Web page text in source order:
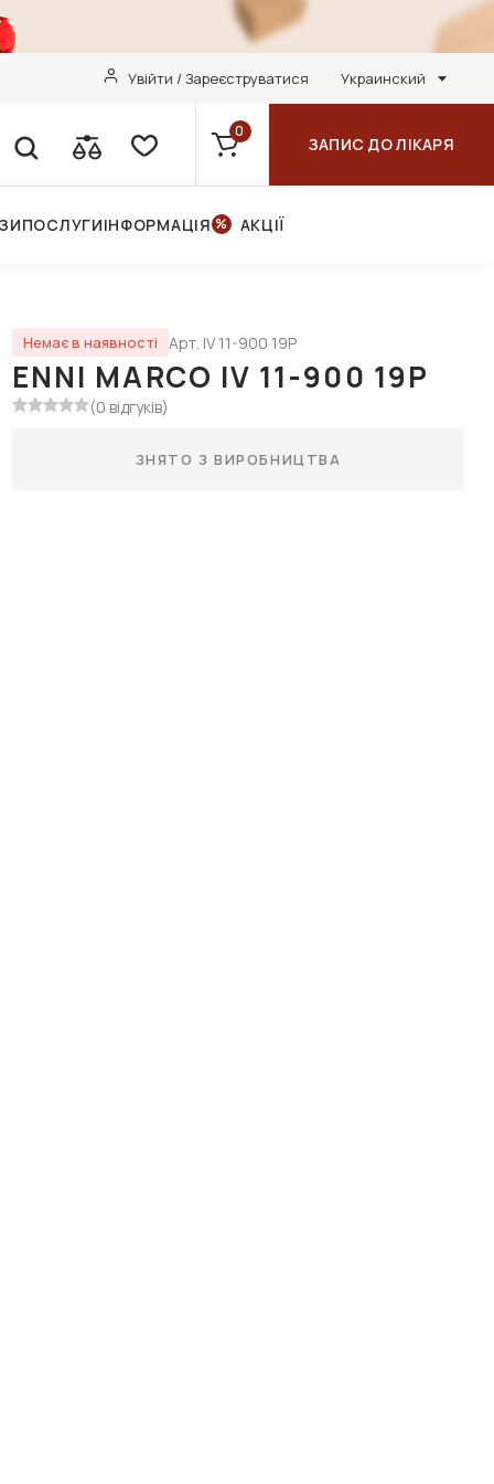
Увійти / Зареєструватися Украинский
0
ЗАПИС ДО ЛІКАРЯ
ПОСЛУГИІНФОРМАЦІЯ АКЦІЇ
Немає в наявності Арт. IV 11-900 19P
ENNI MARCO IV 11-900 19P
(0 відгуків)
ЗНЯТО З ВИРОБНИЦТВА